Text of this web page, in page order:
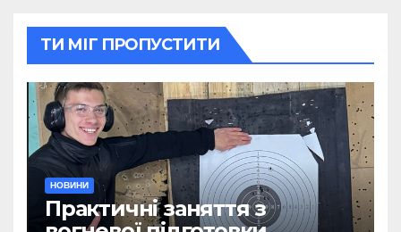
ТИ МІГ ПРОПУСТИТИ
НОВИНИ
Практичні заняття з